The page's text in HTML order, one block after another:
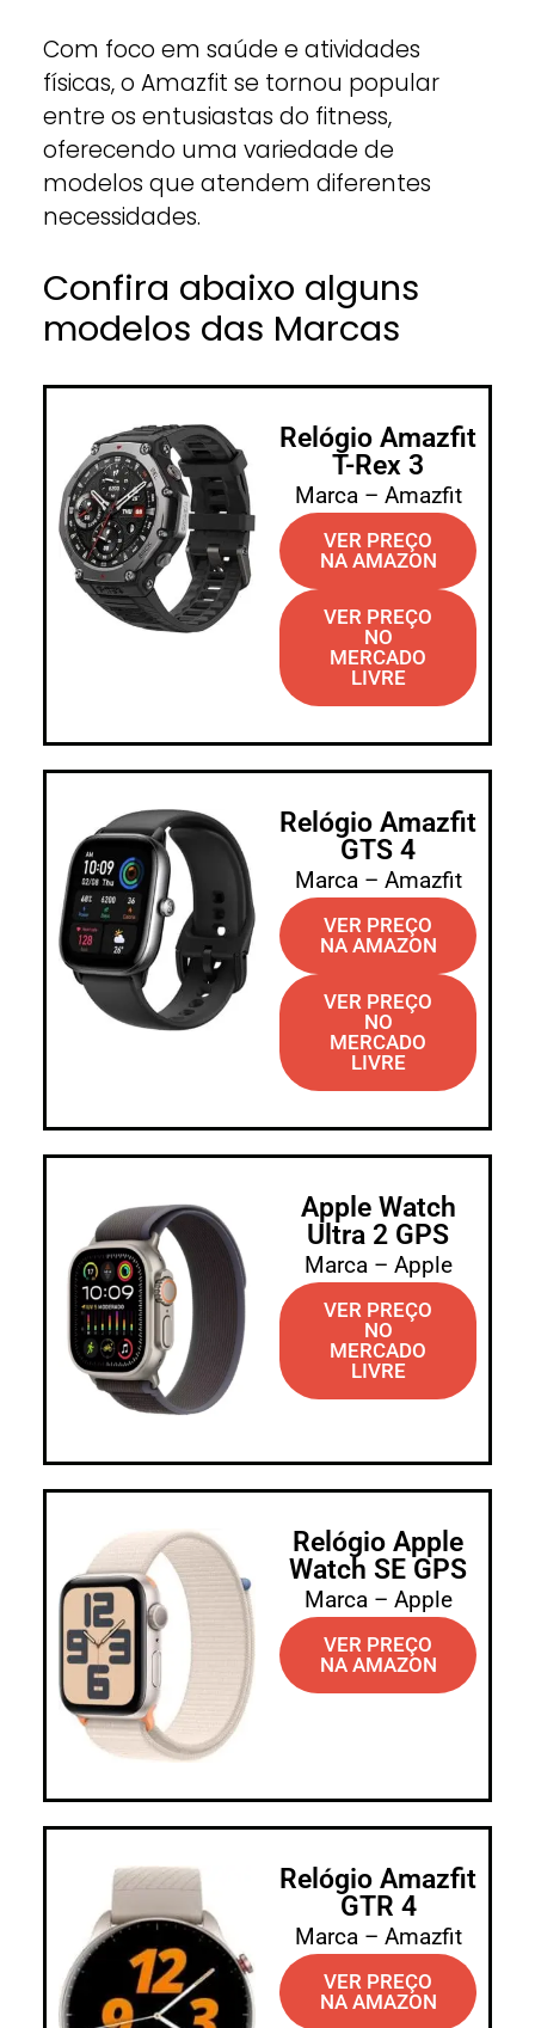
Com foco em saúde e atividades
físicas, o Amazfit se tornou popular
entre os entusiastas do fitness,
oferecendo uma variedade de
modelos que atendem diferentes
necessidades.
Confira abaixo alguns
modelos das Marcas
Relógio Amazfit
T-Rex 3
Marca – Amazfit
VER PREÇO
NA AMAZON
VER PREÇO
NO
MERCADO
LIVRE
Relógio Amazfit
GTS 4
Marca – Amazfit
VER PREÇO
NA AMAZON
VER PREÇO
NO
MERCADO
LIVRE
Apple Watch
Ultra 2 GPS
Marca – Apple
VER PREÇO
NO
MERCADO
LIVRE
Relógio Apple
Watch SE GPS
Marca – Apple
VER PREÇO
NA AMAZON
Relógio Amazfit
GTR 4
Marca – Amazfit
VER PREÇO
NA AMAZON